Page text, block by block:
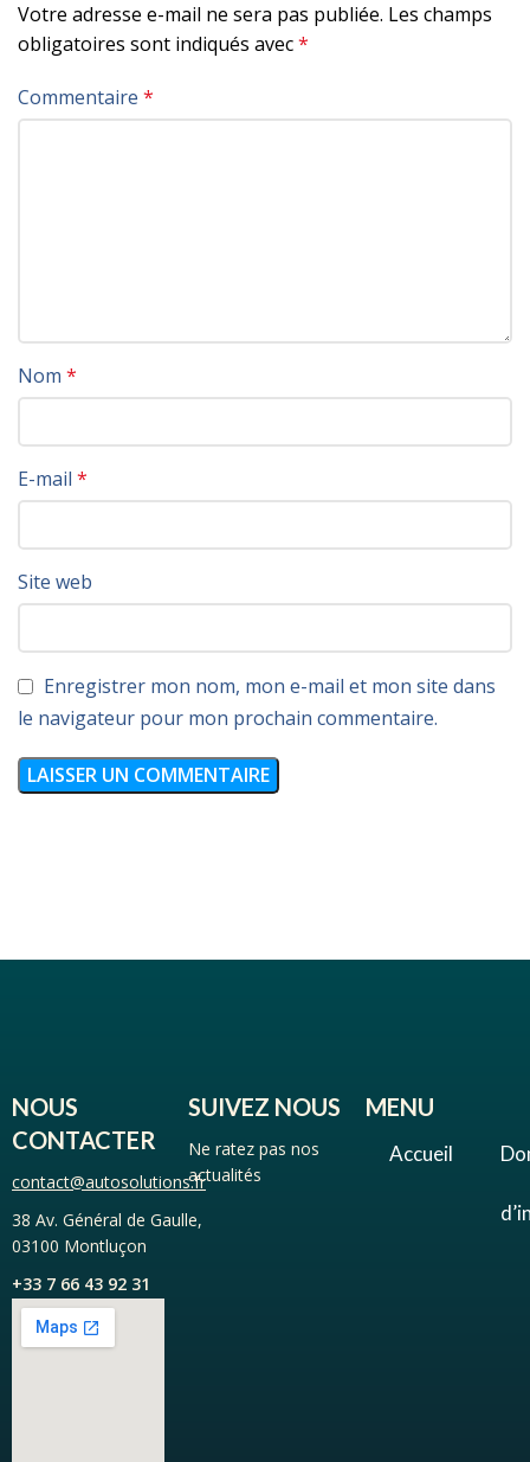
Votre adresse e-mail ne sera pas publiée. Les champs
obligatoires sont indiqués avec*
Commentaire *
Nom *
E-mail *
Site web
Enregistrer mon nom, mon e-mail et mon site dans
le navigateur pour mon prochain commentaire.
NOUS
CONTACTER
contact@autosolutions.fr
38 Av. Général de Gaulle,
03100 Montluçon
+33 7 66 43 92 31
SUIVEZ NOUS
Ne ratez pas nos
actualités
MENU
Accueil